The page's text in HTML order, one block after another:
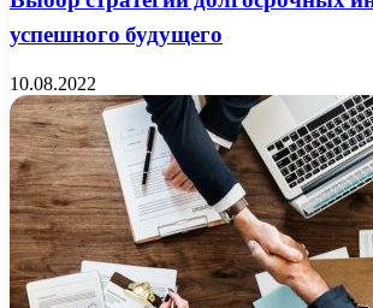
успешного будущего
10.08.2022